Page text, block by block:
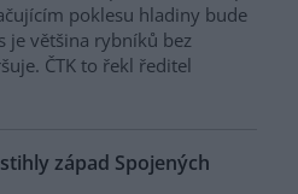
poklesu hladiny bude
je většina rybníků bez
ČTK to řekl ředitel
západ Spojených